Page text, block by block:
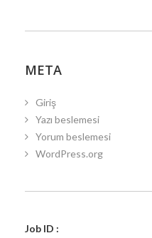
META
Giriş
Yazı beslemesi
Yorum beslemesi
WordPress.org
Job ID :